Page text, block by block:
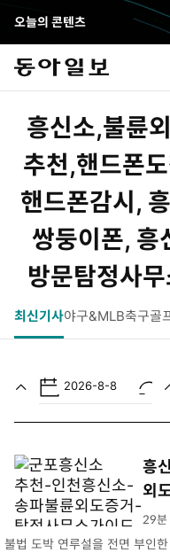
오늘의 콘텐츠
펼
쳐
보
기
흥신소,불륜
추천,핸드폰
핸드폰감시,
쌍둥이폰, 흥
방문탐정사
최신기사야구&MLB축구골
2026-8-8
흥
외
불법 도박 연루설을 전면 부인
29분